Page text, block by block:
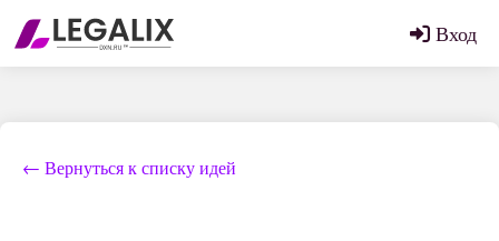
Вход
← Вернуться к списку идей